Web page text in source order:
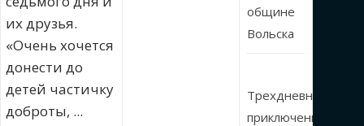
их друзья.
«Очень хочется
донести до
детей частичку
доброты, ...
общине
Вольска
Трехдневные
приключения